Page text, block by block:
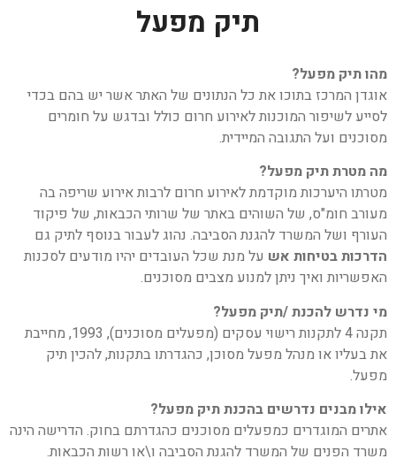
תיק מפעל
מהו תיק מפעל?
אוגדן המרכז בתוכו את כל הנתונים של האתר אשר יש בהם בכדי
לסייע לשיפור המוכנות לאירוע חרום כולל ובדגש על חומרים
מסוכנים ועל התגובה המיידית.
מה מטרת תיק מפעל?
מטרתו היערכות מוקדמת לאירוע חרום לרבות אירוע שריפה בה
מעורב חומ"ס, של השוהים באתר של שרותי הכבאות, של פיקוד
העורף ושל המשרד להגנת הסביבה. נהוג לעבור בנוסף לתיק גם
הדרכות בטיחות אש על מנת שכל העובדים יהיו מודעים לסכנות
האפשריות ואיך ניתן למנוע מצבים מסוכנים.
מי נדרש להכנת /תיק מפעל?
תקנה 4 לתקנות רישוי עסקים (מפעלים מסוכנים), 1993, מחייבת
את בעליו או מנהל מפעל מסוכן, כהגדרתו בתקנות, להכין תיק
מפעל.
אילו מבנים נדרשים בהכנת תיק מפעל?
אתרים המוגדרים כמפעלים מסוכנים כהגדרתם בחוק. הדרישה הינה
משרד הפנים של המשרד להגנת הסביבה ו\או רשות הכבאות.